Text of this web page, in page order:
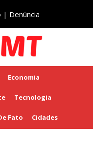
| Denúncia
Economia
Tecnologia
Fato Cidades